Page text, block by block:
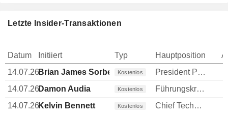
Letzte Insider-Transaktionen
Datum Initiiert Typ Hauptposition
14.07.26Brian James Sorbe Kostenlos
President PTx
14.07.26Damon Audia Kostenlos
Führungskraft / leitender Angestellter
14.07.26Kelvin Bennett Kostenlos Chief Technology Officer (CTO)